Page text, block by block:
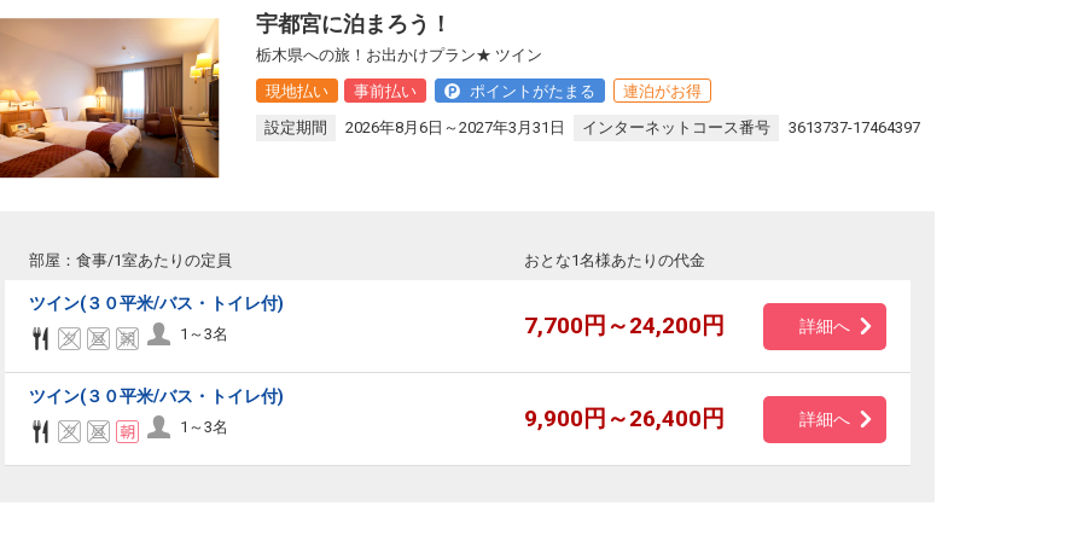
宇都宮に泊まろう！
栃木県への旅！お出かけプラン★ ツイン
現地払い
事前払い ポイントがたまる
連泊がお得
設定期間
2026年8月6日～2027年3月31日 インターネットコース番号 3613737-17464397
部屋：食事/1室あたりの定員 おとな1名様あたりの代金
ツイン(３０平米/バス・トイレ付)
1～3名 7,700円～24,200円 詳細へ
ツイン(３０平米/バス・トイレ付)
1～3名 9,900円～26,400円 詳細へ